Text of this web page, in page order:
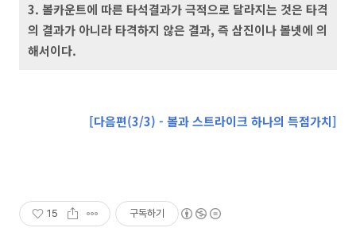
3. 볼카운트에 따른 타석결과가 극적으로 달라지는 것은 타격
의 결과가 아니라 타격하지 않은 결과, 즉 삼진이나 볼넷에 의
해서이다.
[다음편(3/3) - 볼과 스트라이크 하나의 득점가치]
15 구독하기